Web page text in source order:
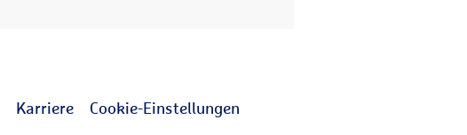
Karriere
Cookie-Einstellungen